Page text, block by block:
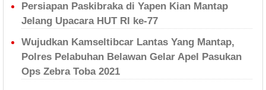
Persiapan Paskibraka di Yapen Kian Mantap
Jelang Upacara HUT RI ke-77
Wujudkan Kamseltibcar Lantas Yang Mantap,
Polres Pelabuhan Belawan Gelar Apel Pasukan
Ops Zebra Toba 2021